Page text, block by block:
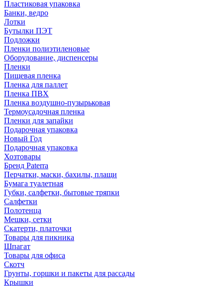
Пластиковая упаковка
Банки, ведро
Лотки
Бутылки ПЭТ
Подложки
Пленки полиэтиленовые
Оборудование, диспенсеры
Пленки
Пищевая пленка
Пленка для паллет
Пленка ПВХ
Пленка воздушно-пузырьковая
Термоусадочная пленка
Пленки для запайки
Подарочная упаковка
Новый Год
Подарочная упаковка
Хозтовары
Бренд Paterra
Перчатки, маски, бахилы, плащи
Бумага туалетная
Губки, салфетки, бытовые тряпки
Салфетки
Полотенца
Мешки, сетки
Скатерти, платочки
Товары для пикника
Шпагат
Товары для офиса
Скотч
Грунты, горшки и пакеты для рассады
Крышки